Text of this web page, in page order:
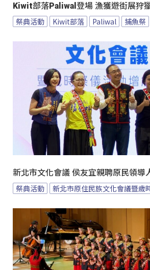
Kiwit部落Paliwal登場 漁獲遊街展狩
祭典活動 Kiwit部落 Paliwal 捕魚祭
新北市文化會議 侯友宜親聘原民領導
祭典活動 新北市原住民族文化會議暨歲